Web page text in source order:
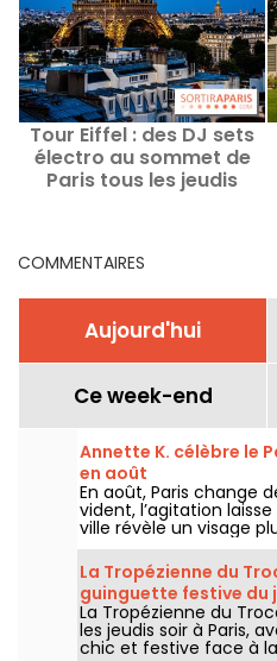
Tour Eiffel : des DJ sets
électro au sommet de
Paris tous les jeudis
COMMENTAIRES
Aujourd'hui
Ce week-end
Annette K. célèbre le
en août
En août, Paris change
vident, l’agitation
ville révèle un visage
Annette K., on profite
unique pour prolonger
les pieds presque dans
à la rentrée.
La Tropézienne du
guinguette festive du
La Tropézienne du
les jeudis soir à Paris,
chic et festive face à